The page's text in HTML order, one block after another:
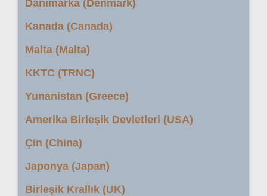
Danimarka (Denmark)
Kanada (Canada)
Malta (Malta)
KKTC (TRNC)
Yunanistan (Greece)
Amerika Birleşik Devletleri (USA)
Çin (China)
Japonya (Japan)
Birleşik Krallık (UK)